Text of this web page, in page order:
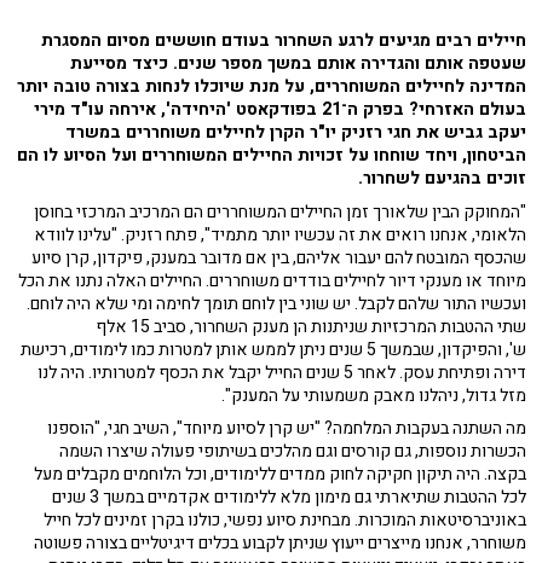
חיילים רבים מגיעים לרגע השחרור בעודם חוששים מסיום המסגרת
שעטפה אותם והגדירה אותם במשך מספר שנים. כיצד מסייעת
המדינה לחיילים המשוחררים, על מנת שיוכלו לנחות בצורה טובה יותר
בעולם האזרחי? בפרק ה־21 בפודקאסט 'היחידה', אירחה עו"ד מירי
יעקב גביש את חגי רזניק יו"ר הקרן לחיילים משוחררים במשרד
הביטחון, ויחד שוחחו על זכויות החיילים המשוחררים ועל הסיוע לו הם
זוכים בהגיעם לשחרור.
"המחוקק הבין שלאורך זמן החיילים המשוחררים הם המרכיב המרכזי בחוסן
הלאומי, אנחנו רואים את זה עכשיו יותר מתמיד", פתח רזניק. "עלינו לוודא
שהכסף המובטח להם יעבור אליהם, בין אם מדובר במענק, פיקדון, קרן סיוע
מיוחד או מענקי דיור לחיילים בודדים משוחררים. החיילים האלה נתנו את הכל
ועכשיו התור שלהם לקבל. יש שוני בין לוחם תומך לחימה ומי שלא היה לוחם.
שתי ההטבות המרכזיות שניתנות הן מענק השחרור, סביב 15 אלף
ש', והפיקדון, שבמשך 5 שנים ניתן לממש אותן למטרות כמו לימודים, רכישת
דירה ופתיחת עסק. לאחר 5 שנים החייל יקבל את הכסף למטרותיו. היה לנו
מזל גדול, ניהלנו מאבק משמעותי על המענק".
מה השתנה בעקבות המלחמה? "יש קרן לסיוע מיוחד", השיב חגי, "הוספנו
הכשרות נוספות, גם קורסים וגם מהלכים בשיתופי פעולה שיצרו השמה
בקצה. היה תיקון חקיקה לחוק ממדים ללימודים, וכל הלוחמים מקבלים מעל
לכל ההטבות שתיארתי גם מימון מלא ללימודים אקדמיים במשך 3 שנים
באוניברסיטאות המוכרות. מבחינת סיוע נפשי, כולנו בקרן זמינים לכל חייל
משוחרר, אנחנו מייצרים ייעוץ שניתן לקבוע בכלים דיגיטליים בצורה פשוטה